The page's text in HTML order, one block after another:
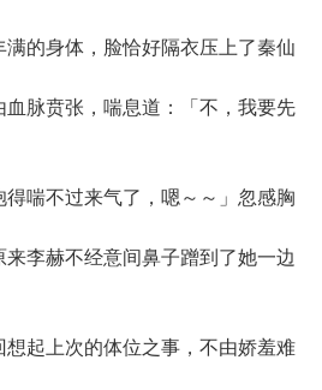
的身体，脸恰好隔衣压上了秦仙
脉贲张，喘息道：「不，我要先
喘不过来气了，嗯～～」忽感胸
李赫不经意间鼻子蹭到了她一边
起上次的体位之事，不由娇羞难